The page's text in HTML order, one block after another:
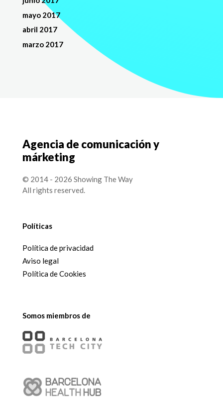
mayo 2017
abril 2017
marzo 2017
Agencia de comunicación y
márketing
© 2014 - 2026 Showing The Way
All rights reserved.
Políticas
Política de privacidad
Aviso legal
Política de Cookies
Somos miembros de